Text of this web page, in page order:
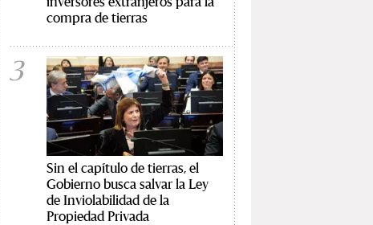
compra de tierras
3
Sin el capítulo de tierras, el
Gobierno busca salvar la Ley
de Inviolabilidad de la
Propiedad Privada